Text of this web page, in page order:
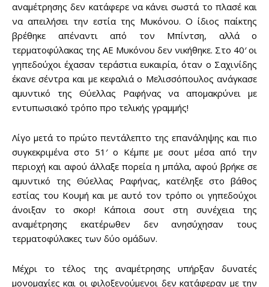
αναμέτρησης δεν κατάφερε να κάνει σωστά το πλασέ και
να απειλήσει την εστία της Μυκόνου. Ο ίδιος παίκτης
βρέθηκε απέναντι από τον Μπίντση, αλλά ο
τερματοφύλακας της ΑΕ Μυκόνου δεν νικήθηκε. Στο 40′ οι
γηπεδούχοι έχασαν τεράστια ευκαιρία, όταν ο Σαχινίδης
έκανε σέντρα και με κεφαλιά ο Μελισσόπουλος ανάγκασε
αμυντικό της Θύελλας Ραφήνας να απομακρύνει με
εντυπωσιακό τρόπο προ τελικής γραμμής!
Λίγο μετά το πρώτο πεντάλεπτο της επανάληψης και πιο
συγκεκριμένα στο 51′ ο Κέμπε με σουτ μέσα από την
περιοχή και αφού άλλαξε πορεία η μπάλα, αφού βρήκε σε
αμυντικό της Θύελλας Ραφήνας, κατέληξε στο βάθος
εστίας του Κουμή και με αυτό τον τρόπο οι γηπεδούχοι
άνοιξαν το σκορ! Κάποια σουτ στη συνέχεια της
αναμέτρησης εκατέρωθεν δεν ανησύχησαν τους
τερματοφύλακες των δύο ομάδων.
Μέχρι το τέλος της αναμέτρησης υπήρξαν δυνατές
μονομαχίες και οι φιλοξενούμενοι δεν κατάφεραν με την